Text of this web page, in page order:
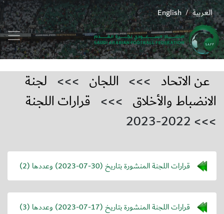
English / العربية
عن الاتحاد >>> اللجان >>> لجنة
الانضباط والأخلاق >>> قرارات اللجنة
>>> 2022-2023
قرارات اللجنة المنشورة بتاريخ (2023-07-30) وعددها (2)
قرارات اللجنة المنشورة بتاريخ (2023-07-17) وعددها (3)